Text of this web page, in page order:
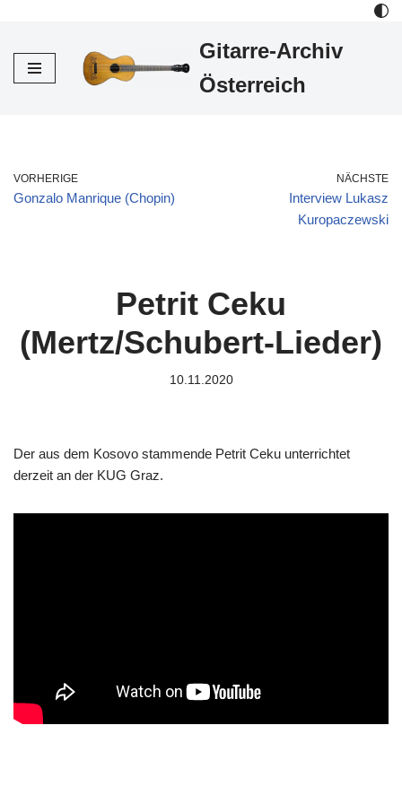
Inhalt
Gitarre-Archiv
Österreich
VORHERIGE
Gonzalo Manrique (Chopin)
NÄCHSTE
Interview Lukasz
Kuropaczewski
Petrit Ceku
(Mertz/Schubert-Lieder)
10.11.2020
Der aus dem Kosovo stammende Petrit Ceku unterrichtet
derzeit an der KUG Graz.